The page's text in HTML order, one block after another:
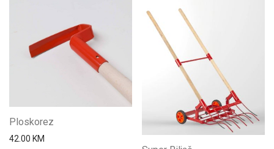
Ploskorez
42.00 KM